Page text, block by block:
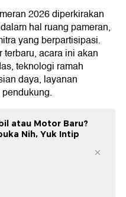
2026 diperkirakan
hal ruang pameran,
yang berpartisipasi.
acara ini akan
teknologi ramah
daya, layanan
atau Motor Baru?
Nih, Yuk Intip